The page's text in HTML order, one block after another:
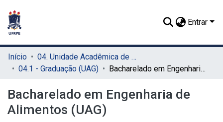
Entrar
Início
04. Unidade Acadêmica de Garanhuns (UAG)
04.1 - Graduação (UAG)
Bacharelado em Engenharia de Alimentos (UAG)
Bacharelado em Engenharia de
Alimentos (UAG)